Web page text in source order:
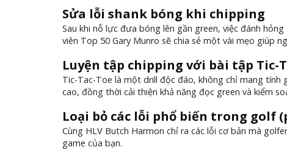
Sửa lỗi shank bóng khi chipping
Sau khi nỗ lực đưa bóng lên gần green, việc đánh
viên Top 50 Gary Munro sẽ chia sẻ một vài mẹo giúp
Luyện tập chipping với bài tập Tic-
Tic-Tac-Toe là một drill độc đáo, không chỉ mang tính
cao, đồng thời cải thiện khả năng đọc green và kiểm
Loại bỏ các lỗi phổ biến trong golf
Cùng HLV Butch Harmon chỉ ra các lỗi cơ bản mà
game của bạn.